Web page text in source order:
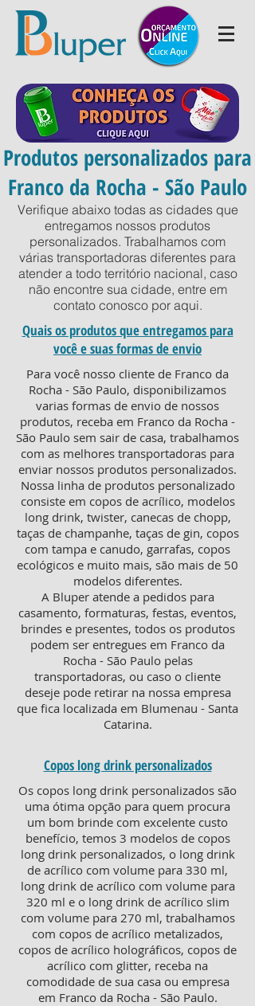
Produtos personalizados para
Franco da Rocha - São Paulo
Verifique abaixo todas as cidades que
entregamos nossos produtos
personalizados. Trabalhamos com
várias transportadoras diferentes para
atender a todo território nacional, caso
não encontre sua cidade, entre em
contato conosco por aqui.
Para você nosso cliente de Franco da
Rocha - São Paulo, disponibilizamos
varias formas de envio de nossos
produtos, receba em Franco da Rocha -
São Paulo sem sair de casa, trabalhamos
com as melhores transportadoras para
enviar nossos produtos personalizados.
Nossa linha de produtos personalizado
consiste em copos de acrílico, modelos
long drink, twister, canecas de chopp,
taças de champanhe, taças de gin, copos
com tampa e canudo, garrafas, copos
ecológicos e muito mais, são mais de 50
modelos diferentes.
A Bluper atende a pedidos para
casamento, formaturas, festas, eventos,
brindes e presentes, todos os produtos
podem ser entregues em Franco da
Rocha - São Paulo pelas
transportadoras, ou caso o cliente
deseje pode retirar na nossa empresa
que fica localizada em Blumenau - Santa
Catarina.
Quais os produtos que entregamos para
você e suas formas de envio
Copos long drink personalizados
Os copos long drink personalizados são
uma ótima opção para quem procura
um bom brinde com excelente custo
benefício, temos 3 modelos de copos
long drink personalizados, o long drink
de acrílico com volume para 330 ml,
long drink de acrílico com volume para
320 ml e o long drink de acrílico slim
com volume para 270 ml, trabalhamos
com copos de acrílico metalizados,
copos de acrílico holográficos, copos de
acrílico com glitter, receba na
comodidade de sua casa ou empresa
em Franco da Rocha - São Paulo.